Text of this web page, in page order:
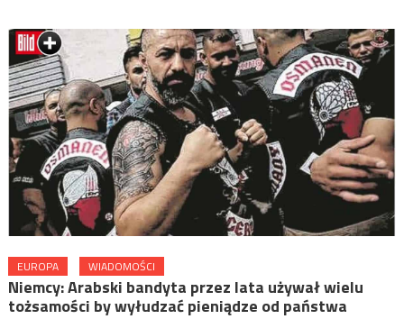
EUROPA WIADOMOŚCI
Niemcy: Arabski bandyta przez lata używał wielu
tożsamości by wyłudzać pieniądze od państwa